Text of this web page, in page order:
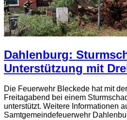
Dahlenburg:
Unterstützung mit
Die Feuerwehr Bleckede hat mit
Freitagabend bei einem
unterstützt. Weitere Informationen
Samtgemeindefeuerwehr